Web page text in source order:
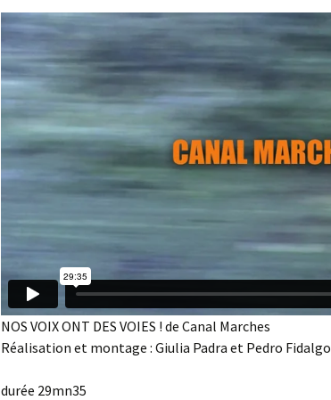
NOS VOIX ONT DES VOIES ! de Canal Marches
Réalisation et montage : Giulia Padra et Pedro Fidalgo
durée 29mn35